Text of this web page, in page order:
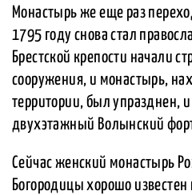
Монастырь же еще раз
1795 году снова стал
Брестской крепости начали
сооружения, и монастырь,
территории, был упразднен, и
двухэтажный Волынский
Сейчас женский монастырь
Богородицы хорошо известен